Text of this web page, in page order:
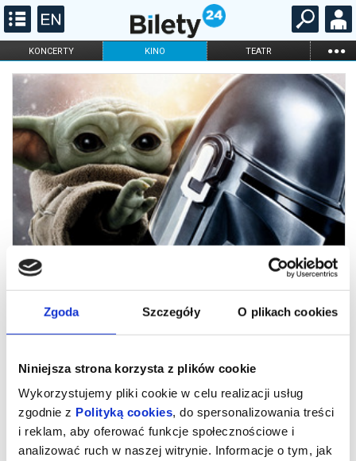
Zgoda Szczegóły O plikach cookies
Niniejsza strona korzysta z plików cookie
Wykorzystujemy pliki cookie w celu realizacji usług
zgodnie z Polityką cookies, do spersonalizowania treści
i reklam, aby oferować funkcje społecznościowe i
analizować ruch w naszej witrynie. Informacje o tym, jak
KONCERTY KINO TEATR ...
FILHARMONIA OPERA I BALET
STAND-UP
DLA DZIECI